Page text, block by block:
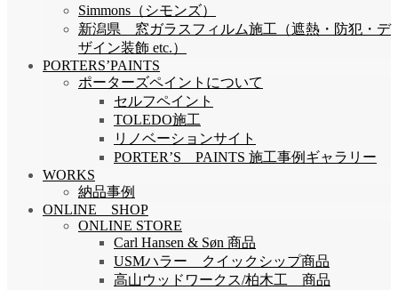
Simmons（シモンズ）
新潟県 窓ガラスフィルム施工（遮熱・防犯・デ
ザイン装飾 etc.）
PORTERS’PAINTS
ポーターズペイントについて
セルフペイント
TOLEDO施工
リノベーションサイト
PORTER’S PAINTS 施工事例ギャラリー
WORKS
納品事例
ONLINE SHOP
ONLINE STORE
Carl Hansen & Søn 商品
USMハラー クイックシップ商品
高山ウッドワークス/柏木工 商品